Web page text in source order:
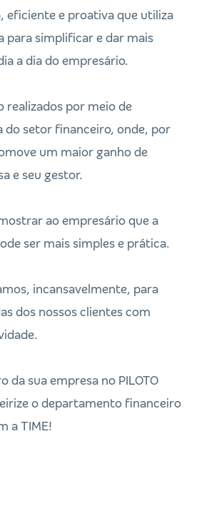
eficiente e proativa que utiliza
para simplificar e dar mais
a dia do empresário.
realizados por meio de
do setor financeiro, onde, por
um maior ganho de
e seu gestor.
ao empresário que a
ser mais simples e prática.
incansavelmente, para
dos nossos clientes com
da sua empresa no PILOTO
o departamento financeiro
a TIME!